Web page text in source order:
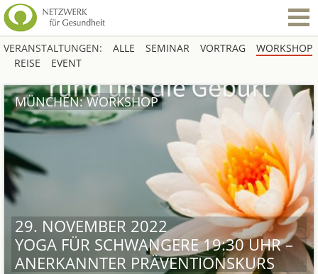
VERANSTALTUNGEN: ALLE SEMINAR VORTRAG
WORKSHOP
REISE
EVENT
29. NOVEMBER 2022
YOGA FÜR SCHWANGERE 19:30 UHR –
ANERKANNTER PRÄVENTIONSKURS
MÜNCHEN: WORKSHOP